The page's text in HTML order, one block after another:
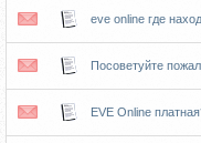
eve online где
Посоветуйте
EVE Online